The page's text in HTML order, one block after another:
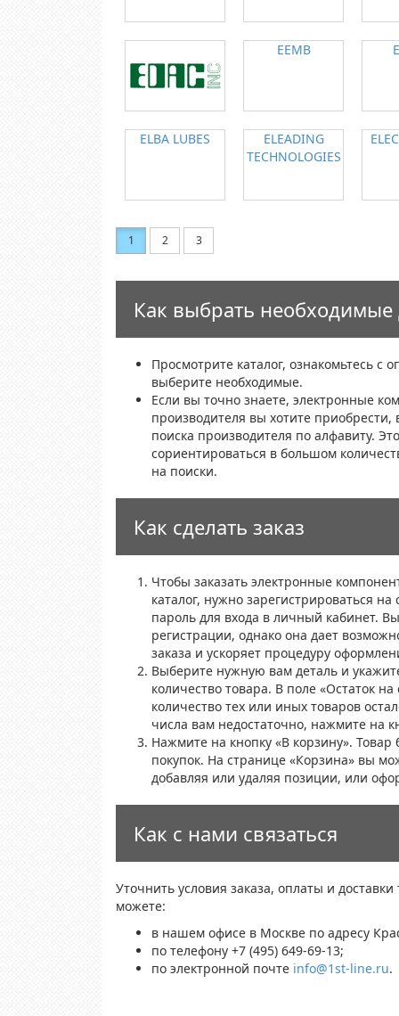
EEMB
ELBA LUBES
ELEADING
TECHNOLOGIES
1 2 3
Как выбрать необходимые
Просмотрите каталог, ознакомьтесь с
выберите необходимые.
Если вы точно знаете, электронные
производителя вы хотите приобрести,
поиска производителя по алфавиту.
сориентироваться в большом
на поиски.
Как сделать заказ
Чтобы заказать электронные
каталог, нужно зарегистрироваться
пароль для входа в личный кабинет.
регистрации, однако она дает
заказа и ускоряет процедуру
Выберите нужную вам деталь и
количество товара. В поле «Остаток
количество тех или иных товаров
числа вам недостаточно, нажмите на
Нажмите на кнопку «В корзину». Товар
покупок. На странице «Корзина» вы
добавляя или удаляя позиции, или
Как с нами связаться
Уточнить условия заказа, оплаты и
можете:
в нашем офисе в Москве по адресу
по телефону +7 (495) 649-69-13;
по электронной почте info@1st-line.ru.